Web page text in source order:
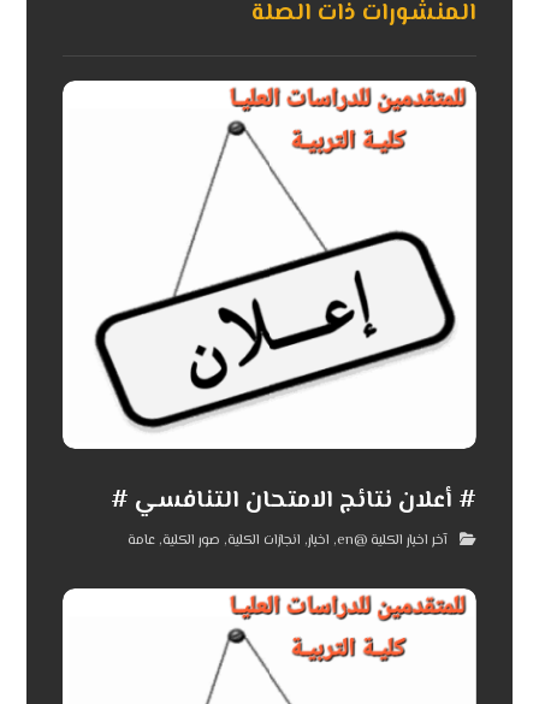
المنشورات ذات الصلة
# أعلان نتائج الامتحان التنافسي #
آخر اخبار الكلية @en , اخبار, انجازات الكلية, صور الكلية,عامة